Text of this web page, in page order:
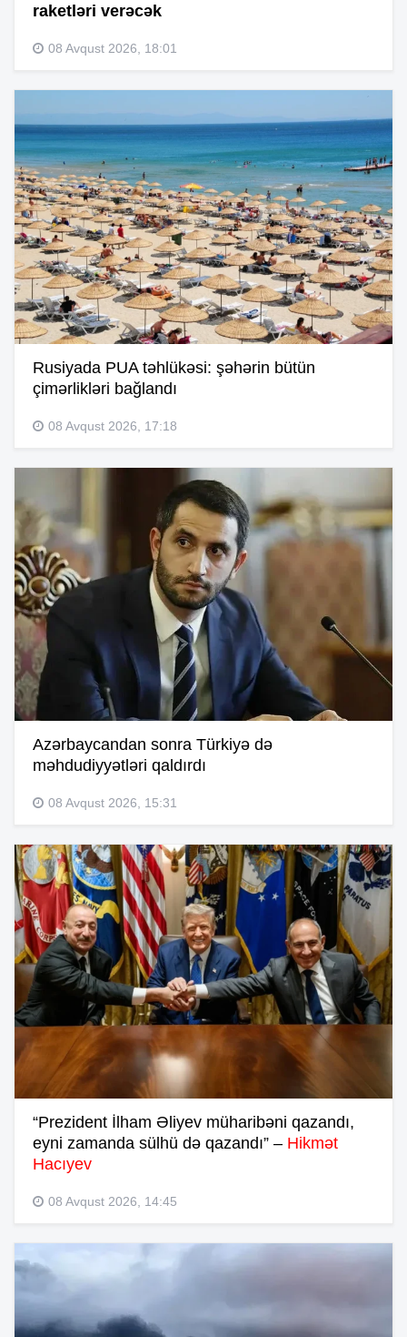
raketləri verəcək
08 Avqust 2026, 18:01
Rusiyada PUA təhlükəsi: şəhərin bütün
çimərlikləri bağlandı
08 Avqust 2026, 17:18
Azərbaycandan sonra Türkiyə də
məhdudiyyətləri qaldırdı
08 Avqust 2026, 15:31
“Prezident İlham Əliyev müharibəni qazandı,
eyni zamanda sülhü də qazandı” – Hikmət
Hacıyev
08 Avqust 2026, 14:45